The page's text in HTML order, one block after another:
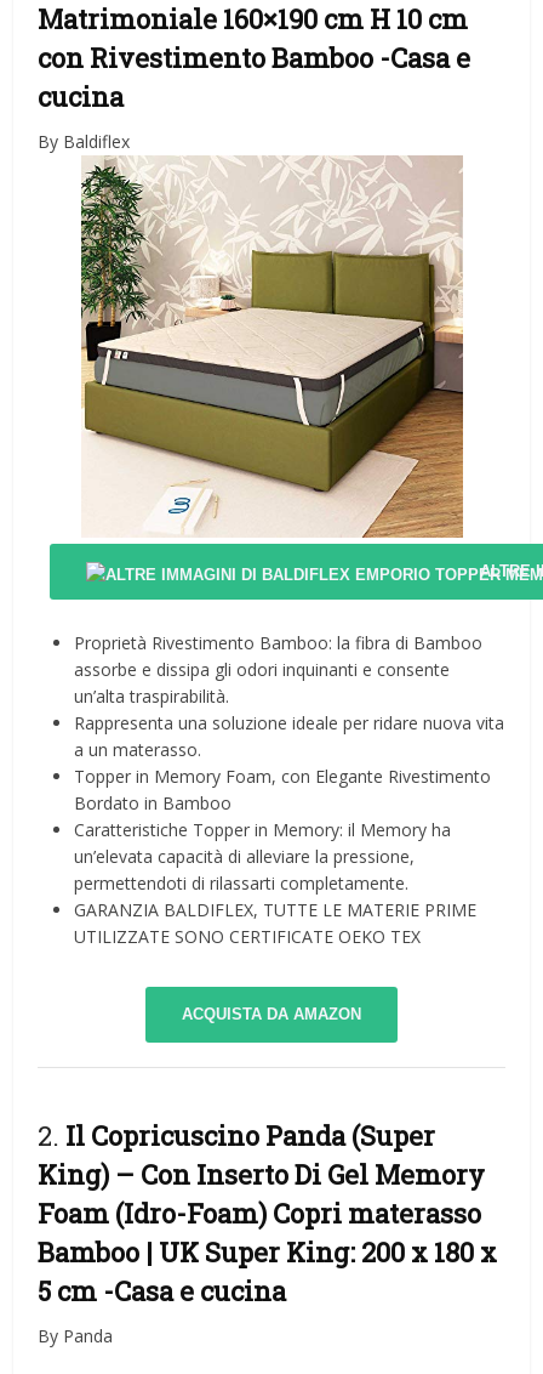
Matrimoniale 160×190 cm H 10 cm
con Rivestimento Bamboo -Casa e
cucina
By Baldiflex
ALTRE
Proprietà Rivestimento Bamboo: la fibra di Bamboo
assorbe e dissipa gli odori inquinanti e consente
un’alta traspirabilità.
Rappresenta una soluzione ideale per ridare nuova vita
a un materasso.
Topper in Memory Foam, con Elegante Rivestimento
Bordato in Bamboo
Caratteristiche Topper in Memory: il Memory ha
un’elevata capacità di alleviare la pressione,
permettendoti di rilassarti completamente.
GARANZIA BALDIFLEX, TUTTE LE MATERIE PRIME
UTILIZZATE SONO CERTIFICATE OEKO TEX
ACQUISTA DA AMAZON
2. Il Copricuscino Panda (Super
King) – Con Inserto Di Gel Memory
Foam (Idro-Foam) Copri materasso
Bamboo | UK Super King: 200 x 180 x
5 cm -Casa e cucina
By Panda